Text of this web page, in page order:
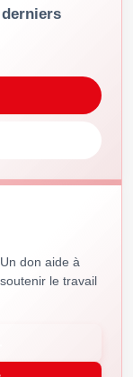
don aide à
le travail